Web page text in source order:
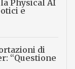
Physical AI
e
di
“Questione